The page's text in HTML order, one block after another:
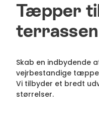
Tæpper
terrassen
Skab en indbydende
vejrbestandige
Vi tilbyder et bredt
størrelser.